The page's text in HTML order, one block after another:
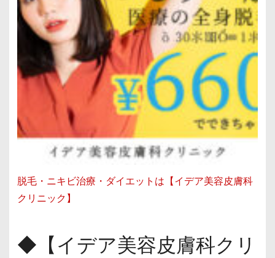
脱毛・ニキビ治療・ダイエットは【イデア美容皮膚科
クリニック】
◆【イデア美容皮膚科クリ